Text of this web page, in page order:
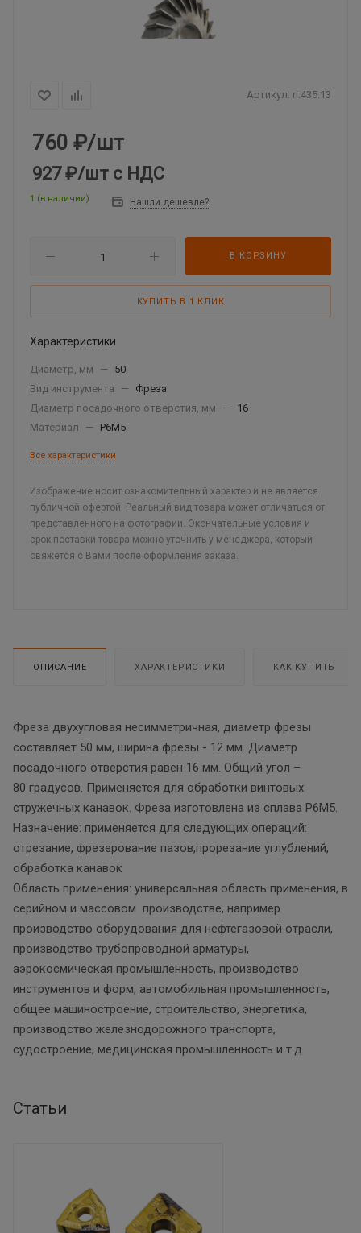
Артикул: ri.435.13
760 ₽/шт
927 ₽/шт с НДС
1 (в наличии) Нашли дешевле?
В КОРЗИНУ
КУПИТЬ В 1 КЛИК
Характеристики
Диаметр, мм —
50
Вид инструмента
—
Фреза
Диаметр посадочного отверстия, мм
—
16
Материал
— Р6М5
Все характеристики
Изображение носит ознакомительный характер и не является
публичной офертой. Реальный вид товара может отличаться от
представленного на фотографии. Окончательные условия и
срок поставки товара можно уточнить у менеджера, который
свяжется с Вами после оформления заказа.
ОПИСАНИЕ ХАРАКТЕРИСТИКИ КАК КУПИТЬ
Фреза двухугловая несимметричная, диаметр фрезы
составляет 50 мм, ширина фрезы - 12 мм. Диаметр
посадочного отверстия равен 16 мм. Общий угол –
80 градусов. Применяется для обработки винтовых
стружечных канавок. Фреза изготовлена из сплава Р6М5.
Назначение: применяется для следующих операций:
отрезание, фрезерование пазов,прорезание углублений,
обработка канавок
Область применения: универсальная область применения, в
серийном и массовом производстве, например
производство оборудования для нефтегазовой отрасли,
производство трубопроводной арматуры,
аэрокосмическая промышленность, производство
инструментов и форм, автомобильная промышленность,
общее машиностроение, строительство, энергетика,
производство железнодорожного транспорта,
судостроение, медицинская промышленность и т.д
Статьи